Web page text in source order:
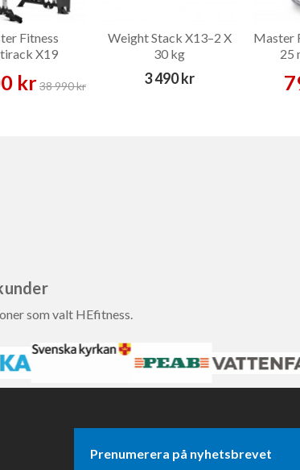
Fitness
X19
kr38 990 kr
Weight Stack X13–2 X
30 kg
3 490 kr
Master
25
som valt HEfitness.
Prenumerera på nyhetsbrevet